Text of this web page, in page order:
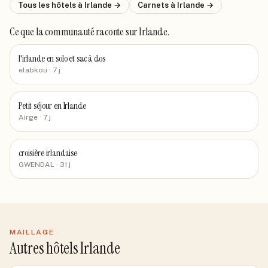
Tous les hôtels à Irlande → Carnets à Irlande →
Ce que la communauté racontesur Irlande.
l'irlande en solo et sac à dos
elabkou · 7 j
Petit séjour en Irlande
Airge · 7 j
croisière irlandaise
GWENDAL · 31 j
MAILLAGE
Autres hôtels Irlande